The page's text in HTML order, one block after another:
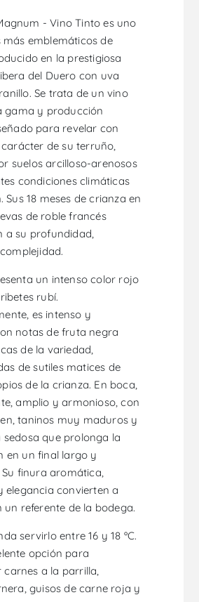
- Vino Tinto es uno
más emblemáticos de
en la prestigiosa
del Duero con uva
Se trata de un vino
gama y producción
para revelar con
de su terruño,
suelos arcilloso-arenosos
condiciones climáticas
Sus 18 meses de crianza en
de roble francés
a su profundidad,
un intenso color rojo
rubí.
es intenso y
notas de fruta negra
de la variedad,
de sutiles matices de
de la crianza. En boca,
amplio y armonioso, con
taninos muy maduros y
que prolonga la
en un final largo y
finura aromática,
elegancia convierten a
un referente de la bodega.
servirlo entre 16 y 18 ºC.
opción para
a la parrilla,
guisos de carne roja y